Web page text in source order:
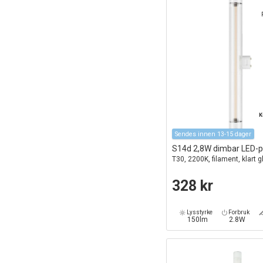
Sendes innen 13-15 dager
S14d 2,8W dimbar LED-
T30, 2200K, filament, klart
328 kr
Lysstyrke
150lm
Forbruk
2.8W